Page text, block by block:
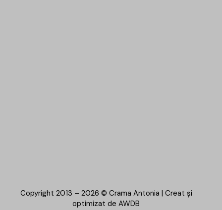
Copyright 2013 – 2026 © Crama Antonia | Creat și
optimizat de AWDB